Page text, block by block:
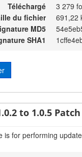
Téléchargé
3 279
du fichier
691,22
MD5
SHA1
to 1.0.5
is for performing